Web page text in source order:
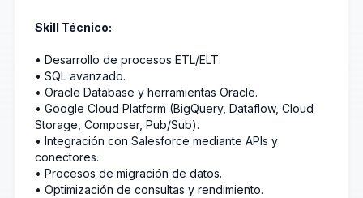
Skill Técnico:
• Desarrollo de procesos ETL/ELT.
• SQL avanzado.
• Oracle Database y herramientas Oracle.
• Google Cloud Platform (BigQuery, Dataflow, Cloud
Storage, Composer, Pub/Sub).
• Integración con Salesforce mediante APIs y
conectores.
• Procesos de migración de datos.
• Optimización de consultas y rendimiento.